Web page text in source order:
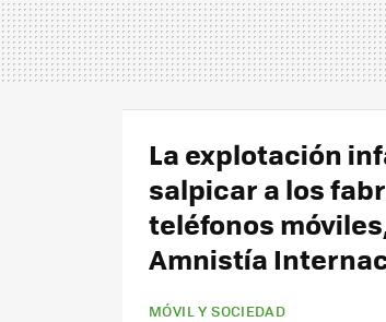
La explotación
salpicar a los
teléfonos
Amnistía
MÓVIL Y SOCIEDAD